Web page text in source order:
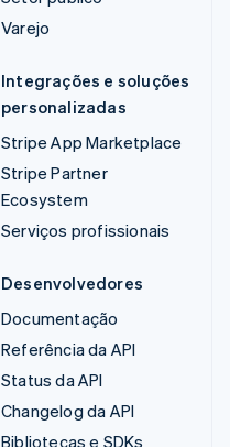
Varejo
Integrações e soluções
personalizadas
Stripe App Marketplace
Stripe Partner
Ecosystem
Serviços profissionais
Desenvolvedores
Documentação
Referência da API
Status da API
Changelog da API
Bibliotecas e SDKs